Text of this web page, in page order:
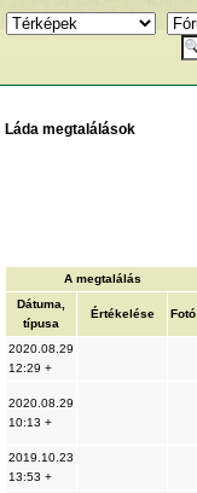
Láda megtalálások
A megtalálás
Dátuma,
típusa
Értékelése Fotó
2020.08.29
12:29 +
2020.08.29
10:13 +
2019.10.23
13:53 +